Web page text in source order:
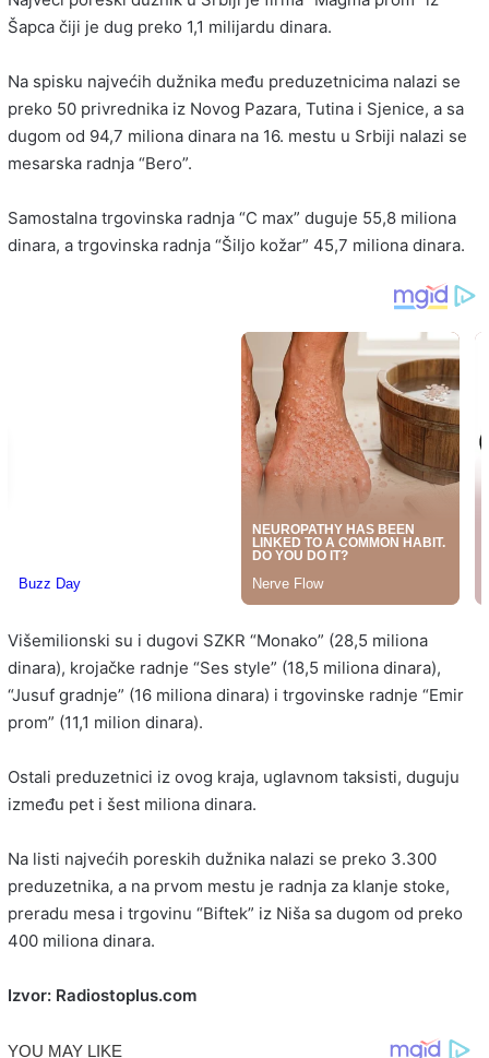
Šapca čiji je dug preko 1,1 milijardu dinara.
Na spisku najvećih dužnika među preduzetnicima nalazi se
preko 50 privrednika iz Novog Pazara, Tutina i Sjenice, a sa
dugom od 94,7 miliona dinara na 16. mestu u Srbiji nalazi se
mesarska radnja “Bero”.
Samostalna trgovinska radnja “C max” duguje 55,8 miliona
dinara, a trgovinska radnja “Šiljo kožar” 45,7 miliona dinara.
Višemilionski su i dugovi SZKR “Monako” (28,5 miliona
dinara), krojačke radnje “Ses style” (18,5 miliona dinara),
“Jusuf gradnje” (16 miliona dinara) i trgovinske radnje “Emir
prom” (11,1 milion dinara).
Ostali preduzetnici iz ovog kraja, uglavnom taksisti, duguju
između pet i šest miliona dinara.
Na listi najvećih poreskih dužnika nalazi se preko 3.300
preduzetnika, a na prvom mestu je radnja za klanje stoke,
preradu mesa i trgovinu “Biftek” iz Niša sa dugom od preko
400 miliona dinara.
Izvor: Radiostoplus.com